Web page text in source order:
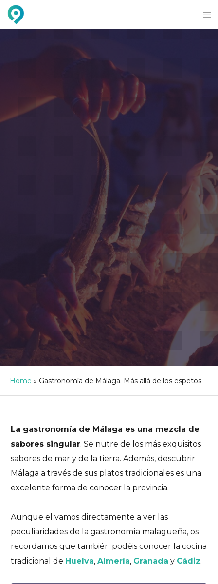
Home » Gastronomía de Málaga. Más allá de los espetos
La gastronomía de Málaga es una mezcla de
sabores singular. Se nutre de los más exquisitos
sabores de mar y de la tierra. Además, descubrir
Málaga a través de sus platos tradicionales es una
excelente forma de conocer la provincia.
Aunque el vamos directamente a ver las
peculiaridades de la gastronomía malagueña, os
recordamos que también podéis conocer la cocina
tradicional de Huelva,Almería, Granada y Cádiz.